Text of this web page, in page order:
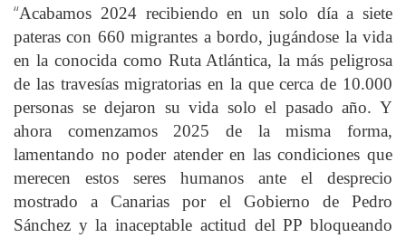
“Acabamos 2024 recibiendo en un solo día a siete
pateras con 660 migrantes a bordo, jugándose la vida
en la conocida como Ruta Atlántica, la más peligrosa
de las travesías migratorias en la que cerca de 10.000
personas se dejaron su vida solo el pasado año. Y
ahora comenzamos 2025 de la misma forma,
lamentando no poder atender en las condiciones que
merecen estos seres humanos ante el desprecio
mostrado a Canarias por el Gobierno de Pedro
Sánchez y la inaceptable actitud del PP bloqueando